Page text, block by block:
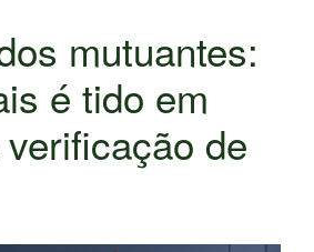
mutuantes:
é tido em
de